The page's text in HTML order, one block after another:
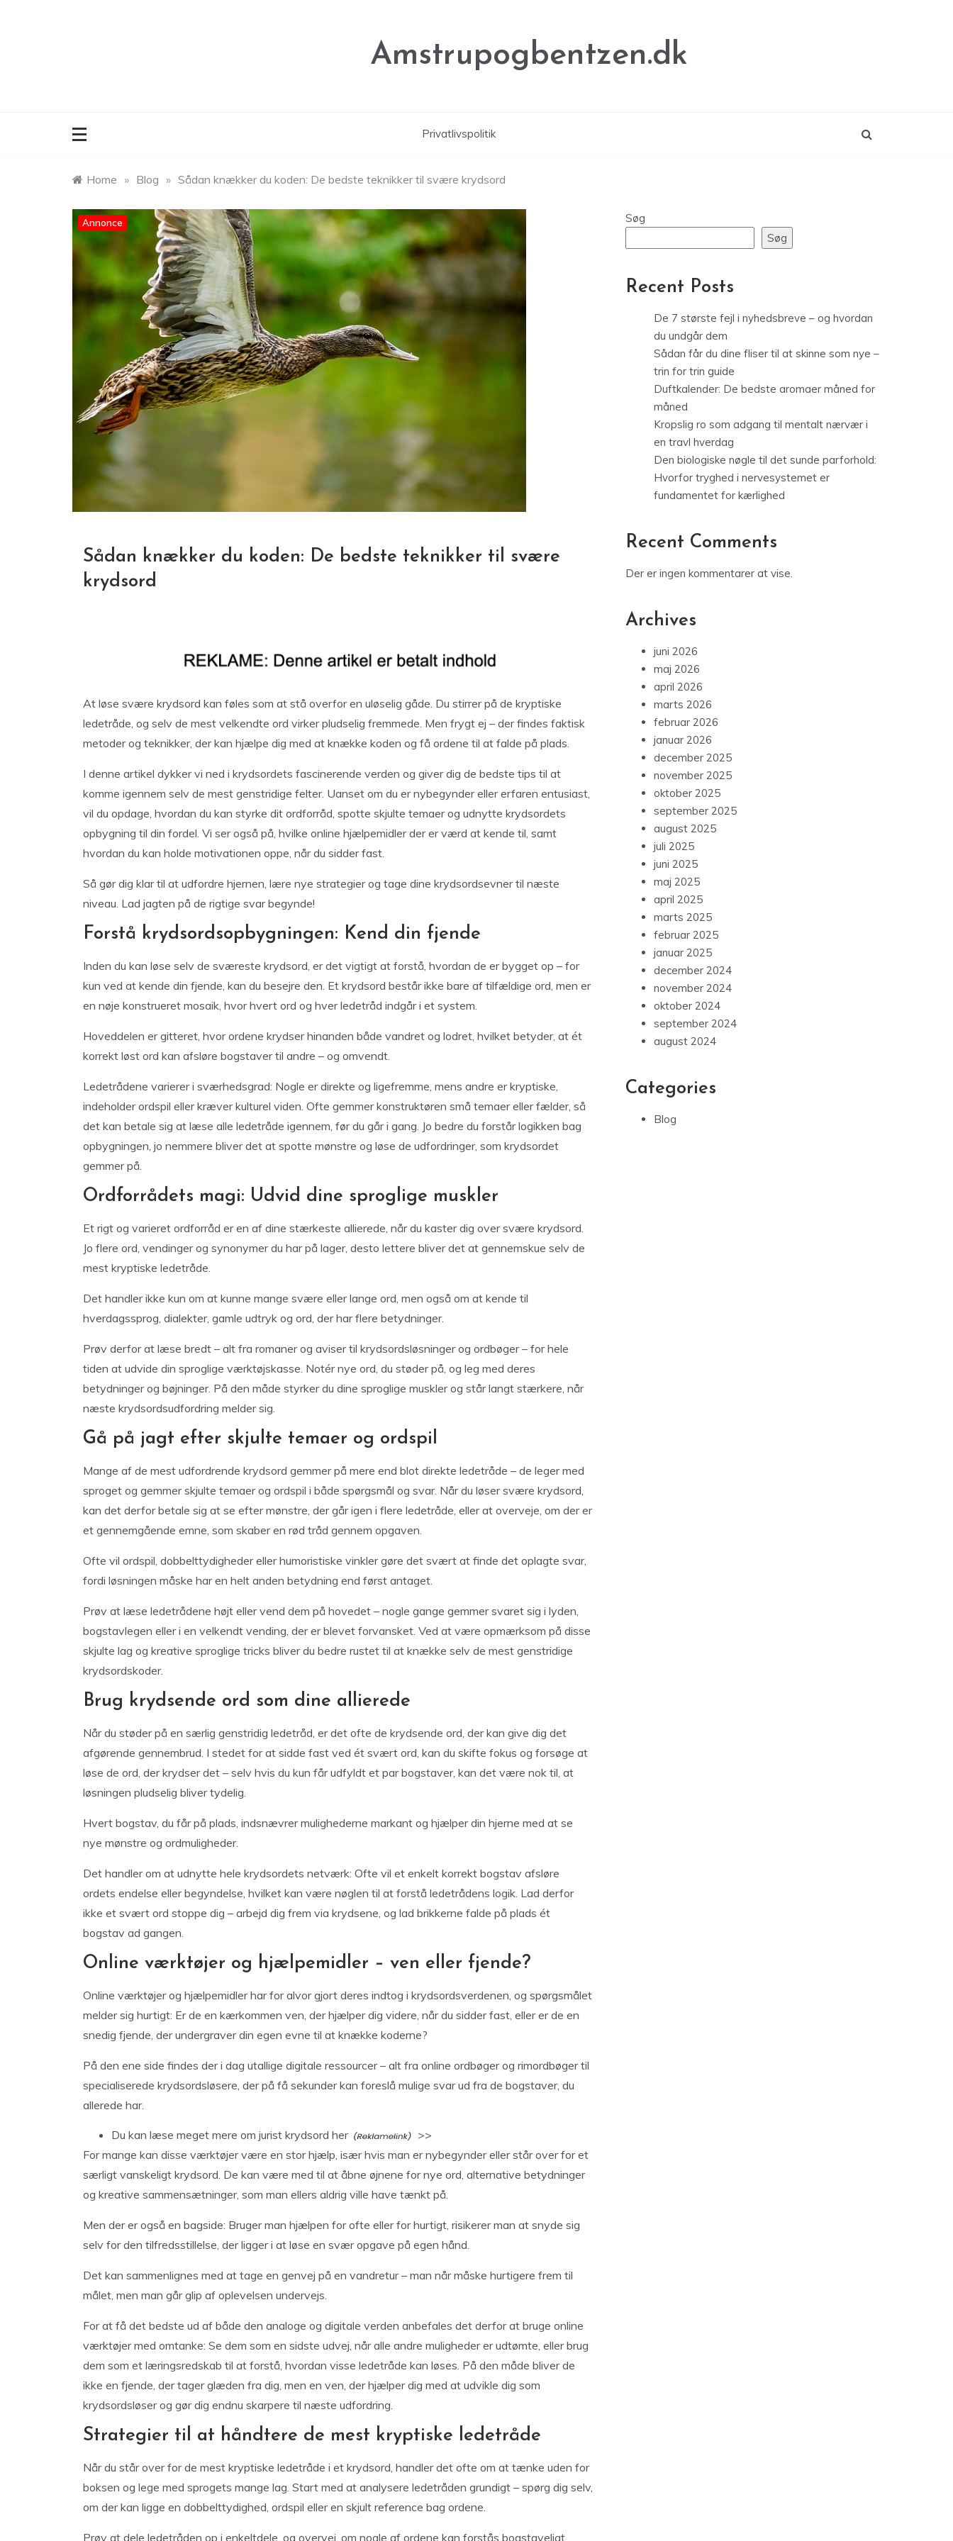
Amstrupogbentzen.dk
Privatlivspolitik
Home » Blog » Sådan knækker du koden: De bedste teknikker til svære krydsord
Annonce
Sådan knækker du koden: De bedste teknikker til svære
krydsord
At løse svære krydsord kan føles som at stå overfor en uløselig gåde. Du stirrer på de kryptiske
ledetråde, og selv de mest velkendte ord virker pludselig fremmede. Men frygt ej – der findes faktisk
metoder og teknikker, der kan hjælpe dig med at knække koden og få ordene til at falde på plads.
I denne artikel dykker vi ned i krydsordets fascinerende verden og giver dig de bedste tips til at
komme igennem selv de mest genstridige felter. Uanset om du er nybegynder eller erfaren entusiast,
vil du opdage, hvordan du kan styrke dit ordforråd, spotte skjulte temaer og udnytte krydsordets
opbygning til din fordel. Vi ser også på, hvilke online hjælpemidler der er værd at kende til, samt
hvordan du kan holde motivationen oppe, når du sidder fast.
Så gør dig klar til at udfordre hjernen, lære nye strategier og tage dine krydsordsevner til næste
niveau. Lad jagten på de rigtige svar begynde!
Forstå krydsordsopbygningen: Kend din fjende
Inden du kan løse selv de sværeste krydsord, er det vigtigt at forstå, hvordan de er bygget op – for
kun ved at kende din fjende, kan du besejre den. Et krydsord består ikke bare af tilfældige ord, men er
en nøje konstrueret mosaik, hvor hvert ord og hver ledetråd indgår i et system.
Hoveddelen er gitteret, hvor ordene krydser hinanden både vandret og lodret, hvilket betyder, at ét
korrekt løst ord kan afsløre bogstaver til andre – og omvendt.
Ledetrådene varierer i sværhedsgrad: Nogle er direkte og ligefremme, mens andre er kryptiske,
indeholder ordspil eller kræver kulturel viden. Ofte gemmer konstruktøren små temaer eller fælder, så
det kan betale sig at læse alle ledetråde igennem, før du går i gang. Jo bedre du forstår logikken bag
opbygningen, jo nemmere bliver det at spotte mønstre og løse de udfordringer, som krydsordet
gemmer på.
Ordforrådets magi: Udvid dine sproglige muskler
Et rigt og varieret ordforråd er en af dine stærkeste allierede, når du kaster dig over svære krydsord.
Jo flere ord, vendinger og synonymer du har på lager, desto lettere bliver det at gennemskue selv de
mest kryptiske ledetråde.
Det handler ikke kun om at kunne mange svære eller lange ord, men også om at kende til
hverdagssprog, dialekter, gamle udtryk og ord, der har flere betydninger.
Prøv derfor at læse bredt – alt fra romaner og aviser til krydsordsløsninger og ordbøger – for hele
tiden at udvide din sproglige værktøjskasse. Notér nye ord, du støder på, og leg med deres
betydninger og bøjninger. På den måde styrker du dine sproglige muskler og står langt stærkere, når
næste krydsordsudfordring melder sig.
Gå på jagt efter skjulte temaer og ordspil
Mange af de mest udfordrende krydsord gemmer på mere end blot direkte ledetråde – de leger med
sproget og gemmer skjulte temaer og ordspil i både spørgsmål og svar. Når du løser svære krydsord,
kan det derfor betale sig at se efter mønstre, der går igen i flere ledetråde, eller at overveje, om der er
et gennemgående emne, som skaber en rød tråd gennem opgaven.
Ofte vil ordspil, dobbelttydigheder eller humoristiske vinkler gøre det svært at finde det oplagte svar,
fordi løsningen måske har en helt anden betydning end først antaget.
Prøv at læse ledetrådene højt eller vend dem på hovedet – nogle gange gemmer svaret sig i lyden,
bogstavlegen eller i en velkendt vending, der er blevet forvansket. Ved at være opmærksom på disse
skjulte lag og kreative sproglige tricks bliver du bedre rustet til at knække selv de mest genstridige
krydsordskoder.
Brug krydsende ord som dine allierede
Når du støder på en særlig genstridig ledetråd, er det ofte de krydsende ord, der kan give dig det
afgørende gennembrud. I stedet for at sidde fast ved ét svært ord, kan du skifte fokus og forsøge at
løse de ord, der krydser det – selv hvis du kun får udfyldt et par bogstaver, kan det være nok til, at
løsningen pludselig bliver tydelig.
Hvert bogstav, du får på plads, indsnævrer mulighederne markant og hjælper din hjerne med at se
nye mønstre og ordmuligheder.
Det handler om at udnytte hele krydsordets netværk: Ofte vil et enkelt korrekt bogstav afsløre
ordets endelse eller begyndelse, hvilket kan være nøglen til at forstå ledetrådens logik. Lad derfor
ikke et svært ord stoppe dig – arbejd dig frem via krydsene, og lad brikkerne falde på plads ét
bogstav ad gangen.
Online værktøjer og hjælpemidler – ven eller fjende?
Online værktøjer og hjælpemidler har for alvor gjort deres indtog i krydsordsverdenen, og spørgsmålet
melder sig hurtigt: Er de en kærkommen ven, der hjælper dig videre, når du sidder fast, eller er de en
snedig fjende, der undergraver din egen evne til at knække koderne?
På den ene side findes der i dag utallige digitale ressourcer – alt fra online ordbøger og rimordbøger til
specialiserede krydsordsløsere, der på få sekunder kan foreslå mulige svar ud fra de bogstaver, du
allerede har.
Du kan læse meget mere om jurist krydsord her
>>
For mange kan disse værktøjer være en stor hjælp, især hvis man er nybegynder eller står over for et
særligt vanskeligt krydsord. De kan være med til at åbne øjnene for nye ord, alternative betydninger
og kreative sammensætninger, som man ellers aldrig ville have tænkt på.
Men der er også en bagside: Bruger man hjælpen for ofte eller for hurtigt, risikerer man at snyde sig
selv for den tilfredsstillelse, der ligger i at løse en svær opgave på egen hånd.
Det kan sammenlignes med at tage en genvej på en vandretur – man når måske hurtigere frem til
målet, men man går glip af oplevelsen undervejs.
For at få det bedste ud af både den analoge og digitale verden anbefales det derfor at bruge online
værktøjer med omtanke: Se dem som en sidste udvej, når alle andre muligheder er udtømte, eller brug
dem som et læringsredskab til at forstå, hvordan visse ledetråde kan løses. På den måde bliver de
ikke en fjende, der tager glæden fra dig, men en ven, der hjælper dig med at udvikle dig som
krydsordsløser og gør dig endnu skarpere til næste udfordring.
Strategier til at håndtere de mest kryptiske ledetråde
Når du står over for de mest kryptiske ledetråde i et krydsord, handler det ofte om at tænke uden for
boksen og lege med sprogets mange lag. Start med at analysere ledetråden grundigt – spørg dig selv,
om der kan ligge en dobbelttydighed, ordspil eller en skjult reference bag ordene.
Prøv at dele ledetråden op i enkeltdele, og overvej, om nogle af ordene kan forstås bogstaveligt,
Søg
Søg
Recent Posts
De 7 største fejl i nyhedsbreve – og hvordan
du undgår dem
Sådan får du dine fliser til at skinne som nye –
trin for trin guide
Duftkalender: De bedste aromaer måned for
måned
Kropslig ro som adgang til mentalt nærvær i
en travl hverdag
Den biologiske nøgle til det sunde parforhold:
Hvorfor tryghed i nervesystemet er
fundamentet for kærlighed
Recent Comments
Der er ingen kommentarer at vise.
Archives
juni 2026
maj 2026
april 2026
marts 2026
februar 2026
januar 2026
december 2025
november 2025
oktober 2025
september 2025
august 2025
juli 2025
juni 2025
maj 2025
april 2025
marts 2025
februar 2025
januar 2025
december 2024
november 2024
oktober 2024
september 2024
august 2024
Categories
Blog